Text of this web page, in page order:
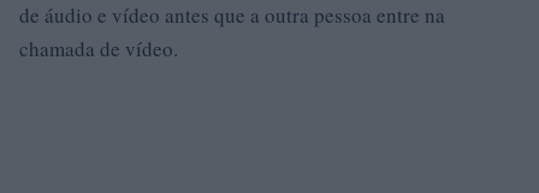
de áudio e vídeo antes que a outra pessoa entre na
chamada de vídeo.